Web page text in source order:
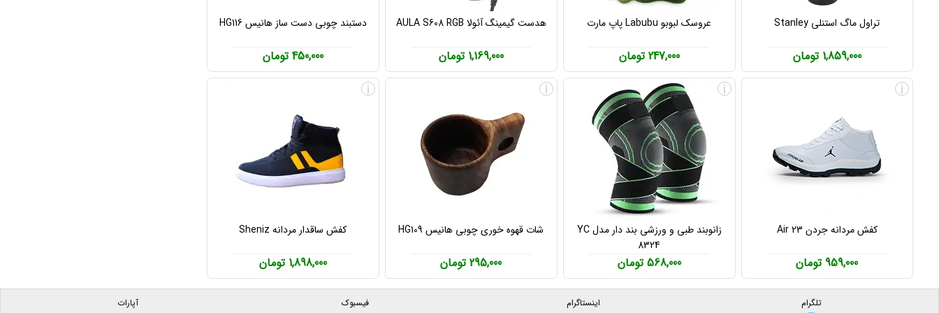
تراول ماگ استنلی Stanley
1,859,000 تومان
عروسک لبوبو Labubu پاپ مارت
247,000 تومان
هدست گیمینگ آئولا AULA S608 RGB
1,169,000 تومان
دستبند چوبی دست ساز هانیس HG116
450,000 تومان
کفش مردانه جردن Air 23
959,000 تومان
i
زانوبند طبی و ورزشی بند دار مدل YC
8324
568,000 تومان
i
شات قهوه خوری چوبی هانیس HG109
295,000 تومان
i
کفش ساقدار مردانه Sheniz
1,898,000 تومان
i
تلگرام اینستاگرام فیسبوک آپارات